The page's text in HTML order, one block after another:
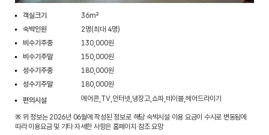
객실크기
36m²
숙박인원
2명(최대 4명)
비수기주중
130,000원
비수기주말
150,000원
성수기주중
180,000원
성수기주말
180,000원
편의시설
에어콘,TV,인터넷,냉장고,쇼파,테이블,헤어드라이기
※ 위 정보는 2026년 06월에 작성된 정보로 해당 숙박시설 이용 요금이 수시로 변동됨에
따라 이용요금 및 기타 자세한 사항은 홈페이지 참조 요망